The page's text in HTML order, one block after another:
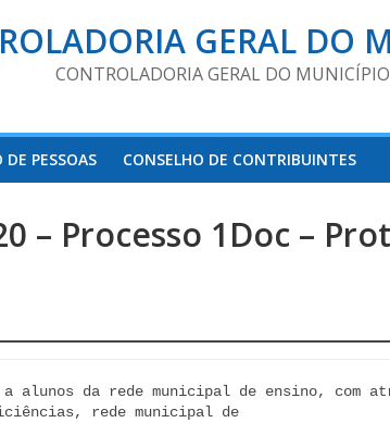
GERAL DO
CONTROLADORIA GERAL DO MUNICÍPIO
DE PESSOAS CONSELHO DE CONTRIBUINTES
– Processo 1Doc –
alunos da rede municipal de ensino, com
rede municipal de